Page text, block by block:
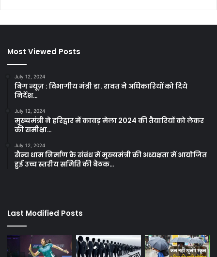
Most Viewed Posts
July 12, 2024
बिग न्यूज़ : विभागीय मंत्री डा. रावत ने अधिकारियों को दिये
निर्देश…
July 12, 2024
मुख्यमंत्री ने हरिद्वार में कावड़ मेला 2024 की तैयारियों को लेकर
की समीक्षा…
July 12, 2024
सैन्य धाम निर्माण के संबंध में मुख्यमंत्री की अध्यक्षता में आयोजित
हुई उच्च स्तरीय समिति की बैठक…
Last Modified Posts